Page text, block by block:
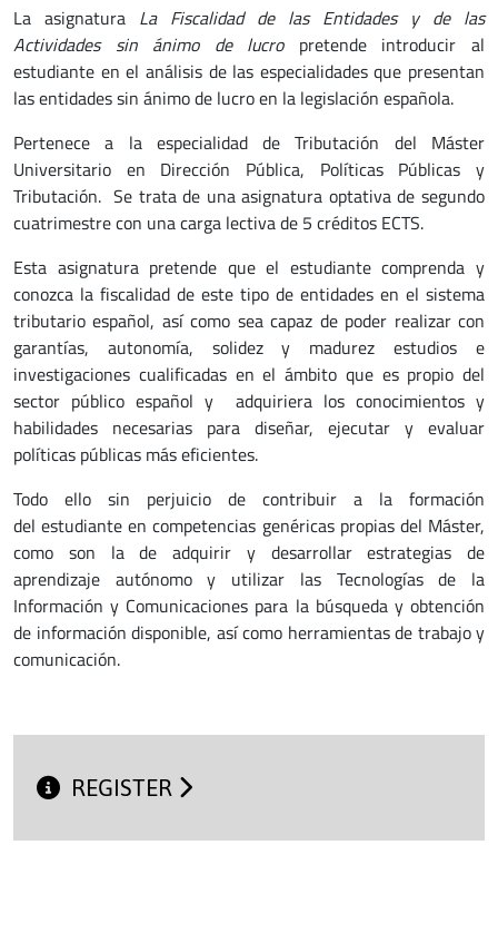
La asignatura La Fiscalidad de las Entidades y de las
Actividades sin ánimo de lucropretende introducir al
estudiante en el análisis de las especialidades que presentan
las entidades sin ánimo de lucro en la legislación española.
Pertenece a la especialidad de Tributación del Máster
Universitario en Dirección Pública, Políticas Públicas y
Tributación. Se trata de una asignatura optativa de segundo
cuatrimestre con una carga lectiva de 5 créditos ECTS.
Esta asignatura pretende que el estudiante comprenda y
conozca la fiscalidad de este tipo de entidades en el sistema
tributario español, así como sea capaz de poder realizar con
garantías, autonomía, solidez y madurez estudios e
investigaciones cualificadas en el ámbito que es propio del
sector público español y adquiriera los conocimientos y
habilidades necesarias para diseñar, ejecutar y evaluar
políticas públicas más eficientes.
Todo ello sin perjuicio de contribuir a la formación
del estudiante en competencias genéricas propias del Máster,
como son la de adquirir y desarrollar estrategias de
aprendizaje autónomo y utilizar las Tecnologías de la
Información y Comunicaciones para la búsqueda y obtención
de información disponible, así como herramientas de trabajo y
comunicación.
REGISTER